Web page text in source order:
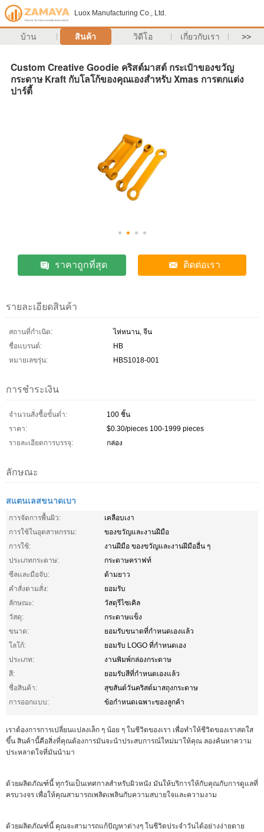
Luox Manufacturing Co., Ltd.
บ้าน สินค้า วิดีโอ เกี่ยวกับเรา >>
Custom Creative Goodie คริสต์มาสต์ กระเป๋าของขวัญ
กระดาษ Kraft กับโลโก้ของคุณเองสําหรับ Xmas การตกแต่ง
ปาร์ตี้
ราคาถูกที่สุด ติดต่อเรา
รายละเอียดสินค้า
สถานที่กำเนิด:
ไห่หนาน, จีน
ชื่อแบรนด์:
HB
หมายเลขรุ่น:
HBS1018-001
การชำระเงิน
จำนวนสั่งซื้อขั้นต่ำ:
100 ชิ้น
ราคา:
$0.30/pieces 100-1999 pieces
รายละเอียดการบรรจุ:
กล่อง
ลักษณะ
สแตนเลสขนาดเบา
การจัดการพื้นผิว:
เคลือบเงา
การใช้ในอุตสาหกรรม:
ของขวัญและงานฝีมือ
การใช้:
งานฝีมือ ของขวัญและงานฝีมืออื่น ๆ
ประเภทกระดาษ:
กระดาษคราฟท์
ซีลและมือจับ:
ด้ามยาว
คําสั่งตามสั่ง:
ยอมรับ
ลักษณะ:
วัสดุรีไซเคิล
วัสดุ:
กระดาษแข็ง
ขนาด:
ยอมรับขนาดที่กำหนดเองแล้ว
โลโก้:
ยอมรับ LOGO ที่กําหนดเอง
ประเภท:
งานพิมพ์กล่องกระดาษ
สี:
ยอมรับสีที่กำหนดเองแล้ว
ชื่อสินค้า:
สุขสันต์วันคริสต์มาสถุงกระดาษ
การออกแบบ:
ข้อกำหนดเฉพาะของลูกค้า
เราต้องการการเปลี่ยนแปลงเล็ก ๆ น้อย ๆ ในชีวิตของเรา เพื่อทําให้ชีวิตของเราสดใส
ขึ้น สินค้านี้คือสิ่งที่คุณต้องการมันจะนําประสบการณ์ใหม่มาให้คุณ ลองค้นหาความ
ประหลาดใจที่มันนํามา
ด้วยผลิตภัณฑ์นี้ ทุกวันเป็นเทศกาลสําหรับผิวหนัง มันให้บริการให้กับคุณกับการดูแลที่
ครบวงจร เพื่อให้คุณสามารถเพลิดเพลินกับความสบายใจและความงาม
ด้วยผลิตภัณฑ์นี้ คุณจะสามารถแก้ปัญหาต่างๆ ในชีวิตประจําวันได้อย่างง่ายดาย